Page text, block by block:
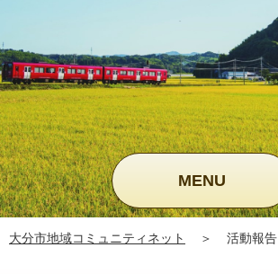
MENU
大分市地域コミュニティネット ＞ 活動報告